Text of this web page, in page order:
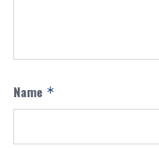
Name *